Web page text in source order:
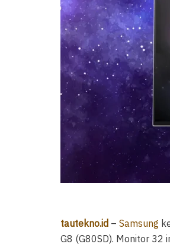
tautekno.id – Samsung
G8 (G80SD). Monitor 32